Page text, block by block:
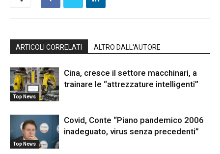
ARTICOLI CORRELATI ALTRO DALL'AUTORE
Top News
Cina, cresce il settore macchinari, a
trainare le “attrezzature intelligenti”
Top News
Covid, Conte “Piano pandemico 2006
inadeguato, virus senza precedenti”